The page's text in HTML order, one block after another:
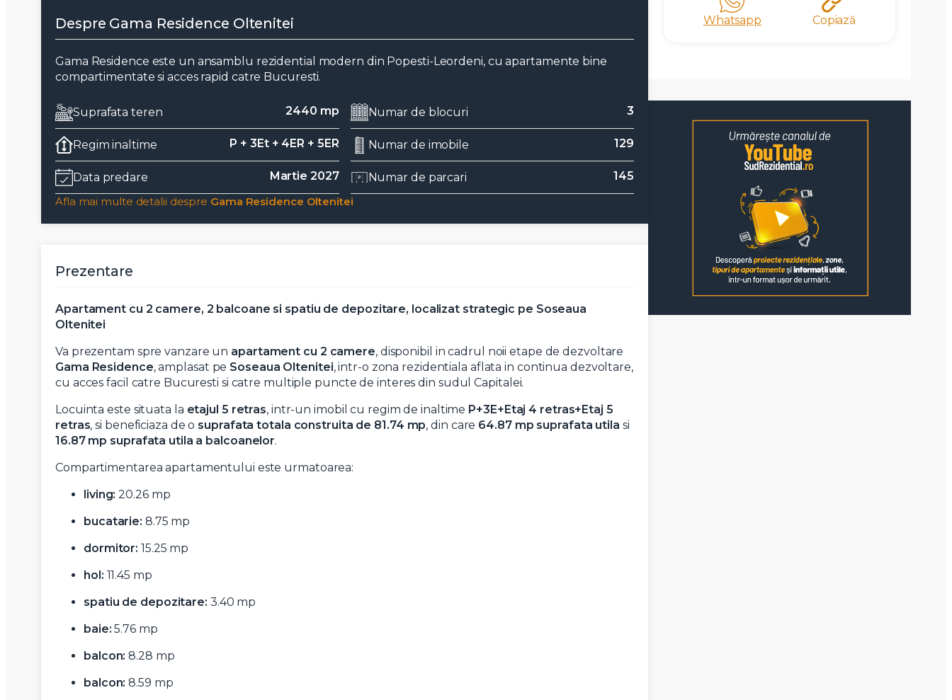
Despre Gama Residence Oltenitei
Gama Residence este un ansamblu rezidential modern din Popesti-Leordeni, cu apartamente bine
compartimentate si acces rapid catre Bucuresti.
Suprafata teren 2440 mp
Regim inaltime P + 3Et + 4ER + 5ER
Data predare Martie 2027
Numar de blocuri 3
Numar de imobile 129
Numar de parcari
145
Afla mai multe detalii despre Gama Residence Oltenitei
Prezentare
Apartament cu 2 camere, 2 balcoane si spatiu de depozitare, localizat strategic pe Soseaua
Oltenitei
Va prezentam spre vanzare un apartament cu 2 camere, disponibil in cadrul noii etape de dezvoltare
Gama Residence, amplasat pe Soseaua Oltenitei, intr-o zona rezidentiala aflata in continua dezvoltare,
cu acces facil catre Bucuresti si catre multiple puncte de interes din sudul Capitalei.
Locuinta este situata la etajul 5 retras, intr-un imobil cu regim de inaltime P+3E+Etaj 4 retras+Etaj 5
retras, si beneficiaza de o suprafata totala construita de 81.74 mp, din care 64.87 mp suprafata utila si
16.87 mp suprafata utila a balcoanelor.
Compartimentarea apartamentului este urmatoarea:
living: 20.26 mp
bucatarie: 8.75 mp
dormitor: 15.25 mp
hol: 11.45 mp
spatiu de depozitare: 3.40 mp
baie: 5.76 mp
balcon: 8.28 mp
balcon: 8.59 mp
Whatsapp Copiază